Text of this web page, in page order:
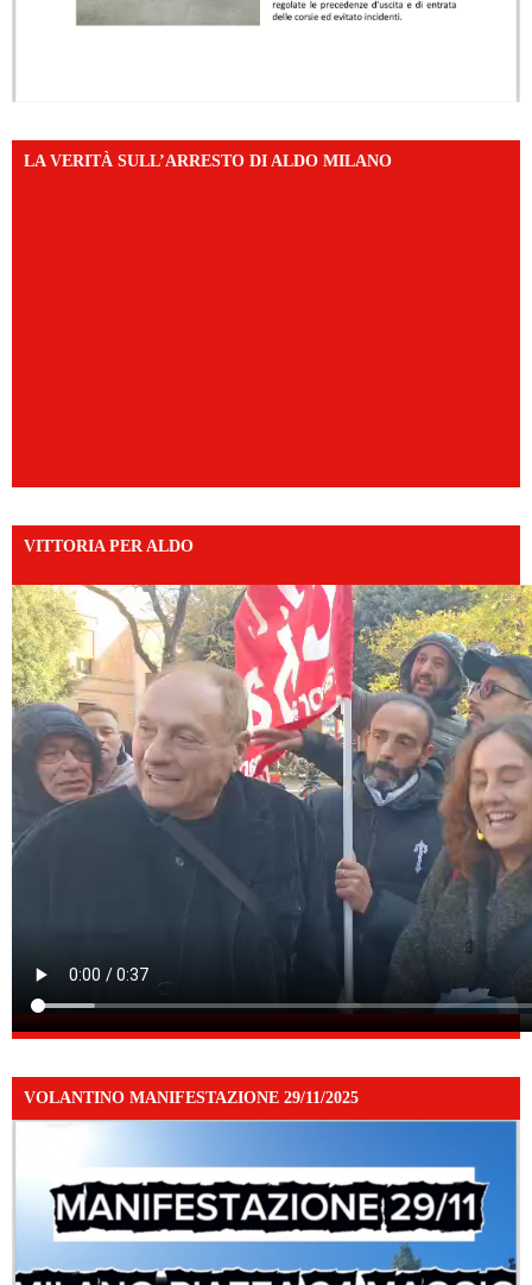
LA VERITÀ SULL’ARRESTO DI ALDO MILANO
VITTORIA PER ALDO
VOLANTINO MANIFESTAZIONE 29/11/2025